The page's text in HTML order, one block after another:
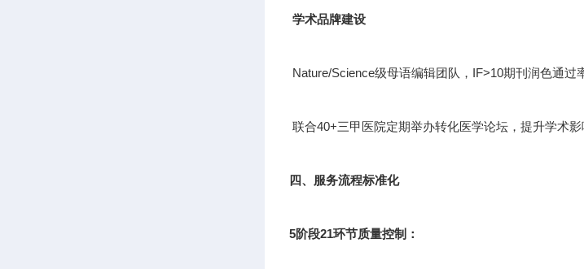
学术品牌建设
Nature/Science级母语编辑团队，IF>10期刊润色通过
联合40+三甲医院定期举办转化医学论坛，提升学术影
四、服务流程标准化
5阶段21环节质量控制：